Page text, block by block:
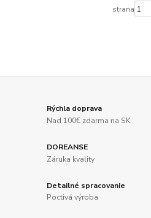
strana
Rýchla doprava
Nad 100€ zdarma na SK
DOREANSE
Záruka kvality
Detailné spracovanie
Poctivá výroba